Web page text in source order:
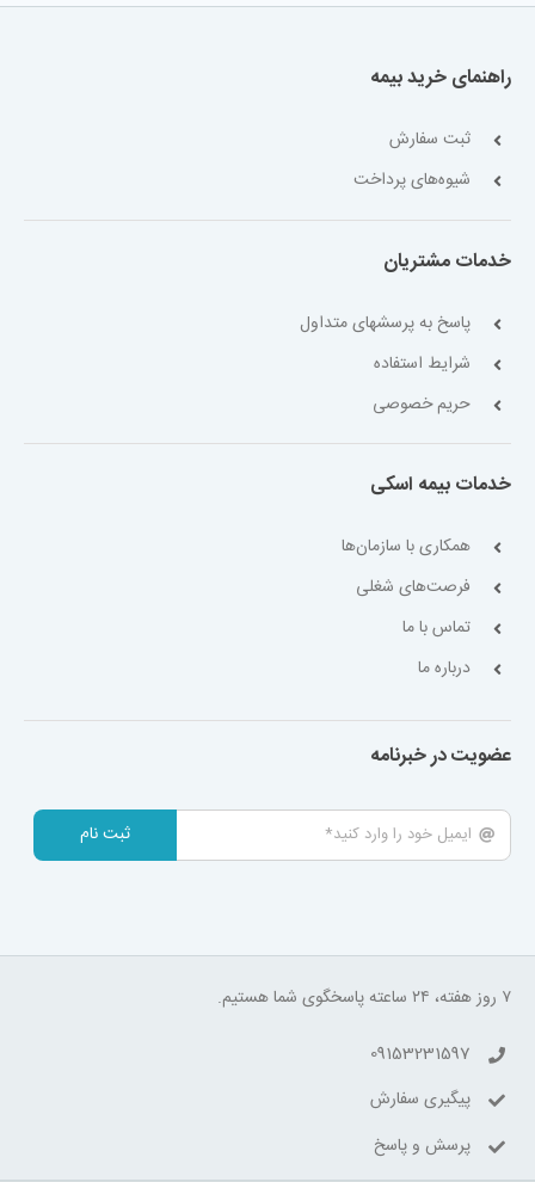
راهنمای خرید بیمه
ثبت سفارش
شیوه‌های پرداخت
خدمات مشتریان
پاسخ به پرسشهای متداول
شرایط استفاده
حریم خصوصی
خدمات بیمه اسکی
همکاری با سازمان‌ها
فرصت‌های شغلی
تماس با ما
درباره ما
عضویت در خبرنامه
ثبت نام
۷ روز هفته، ۲۴ ساعته پاسخگوی شما هستیم.
09153231597
پیگیری سفارش
پرسش و پاسخ